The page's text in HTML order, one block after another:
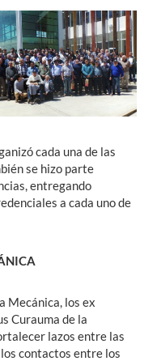
cada una de las
se hizo parte
entregando
a cada uno de
Mecánica, los ex
Curauma de la
lazos entre las
contactos entre los